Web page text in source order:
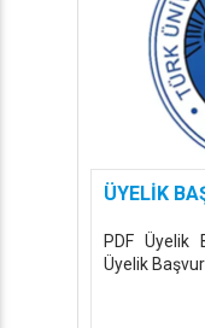
ÜYELİK
PDF Üyelik
Üyelik